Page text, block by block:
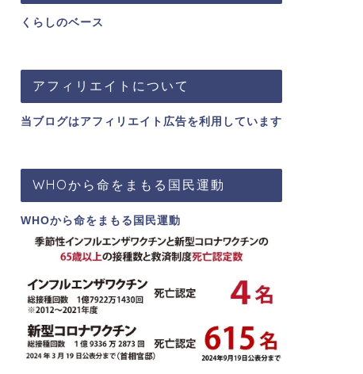
くらしのベース
アフィリエイトについて
当ブログはアフィリエイト広告を利用しています
WHOから命をまもる国民運動
WHOから命をまもる国民運動